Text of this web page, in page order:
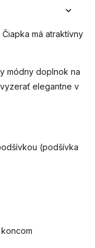
Čiapka má atraktívny
módny doplnok na
elegantne v
(podšívka